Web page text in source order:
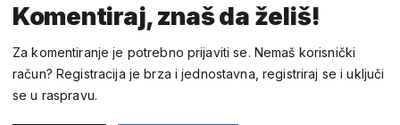
Komentiraj, znaš da želiš!
Za komentiranje je potrebno prijaviti se. Nemaš korisnički
račun? Registracija je brza i jednostavna, registriraj se i uključi
se u raspravu.